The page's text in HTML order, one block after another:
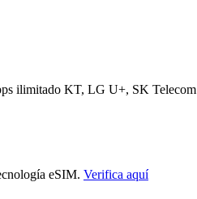
ilimitado KT, LG U+, SK Telecom
eSIM. Verifica aquí